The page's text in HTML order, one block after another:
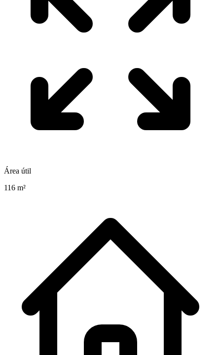
Área útil
116 m²